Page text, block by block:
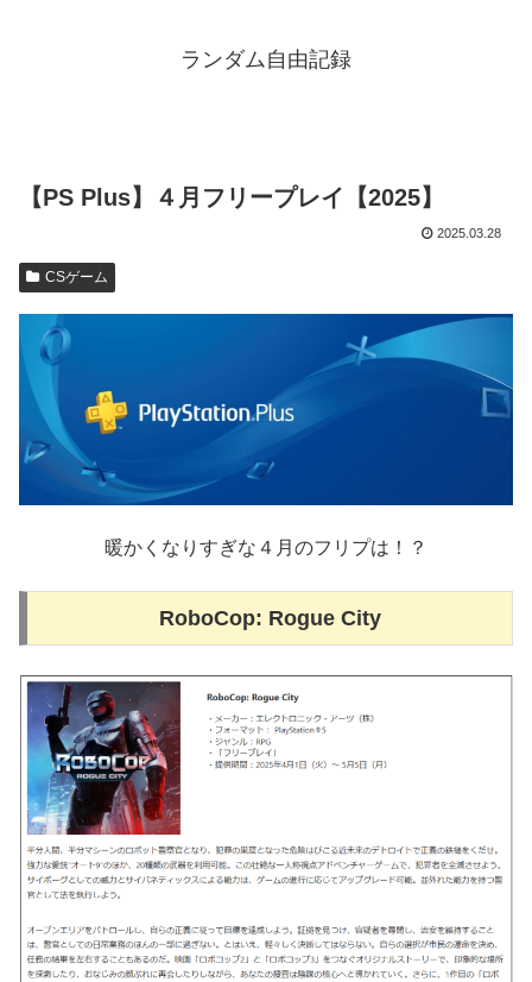
ランダム自由記録
【PS Plus】４月フリープレイ【2025】
2025.03.28
CSゲーム
暖かくなりすぎな４月のフリプは！？
RoboCop: Rogue City